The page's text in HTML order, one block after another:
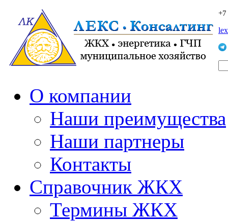
О компании
Наши преимущества
Наши партнеры
Контакты
Справочник ЖКХ
Термины ЖКХ